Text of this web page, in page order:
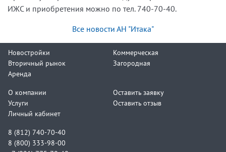
ИЖС и приобретения можно по тел. 740-70-40.
Все новости АН "Итака"
Новостройки
Вторичный рынок
Аренда
Коммерческая
Загородная
О компании
Услуги
Личный кабинет
Оставить заявку
Оставить отзыв
8 (812) 740-70-40
8 (800) 333-98-00